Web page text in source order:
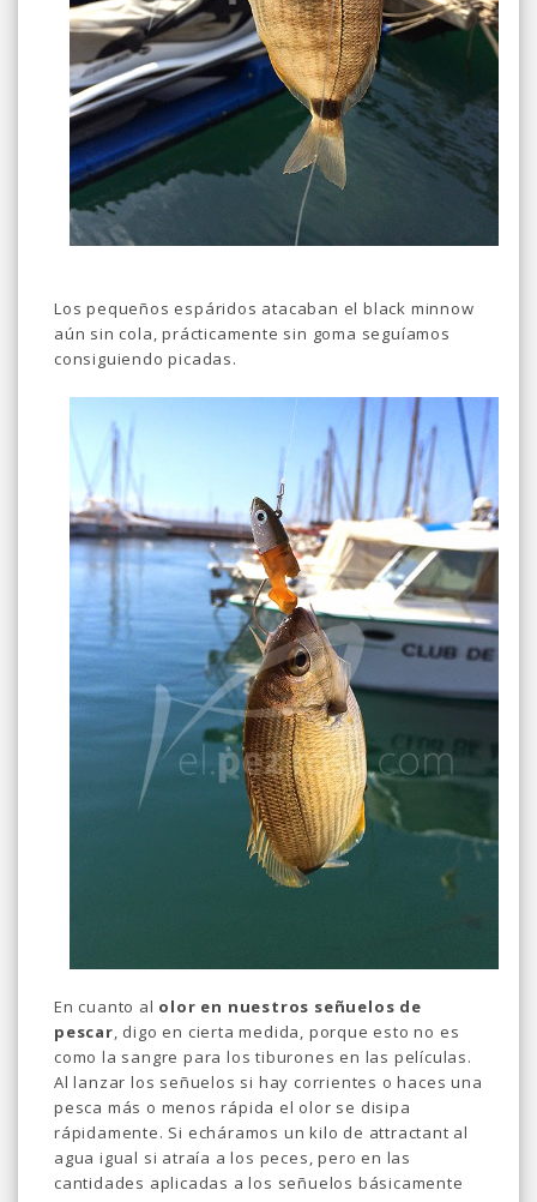
Los pequeños espáridos atacaban el black minnow
aún sin cola, prácticamente sin goma seguíamos
consiguiendo picadas.
En cuanto al olor en nuestros señuelos de
pescar, digo en cierta medida, porque esto no es
como la sangre para los tiburones en las películas.
Al lanzar los señuelos si hay corrientes o haces una
pesca más o menos rápida el olor se disipa
rápidamente. Si echáramos un kilo de attractant al
agua igual si atraía a los peces, pero en las
cantidades aplicadas a los señuelos básicamente